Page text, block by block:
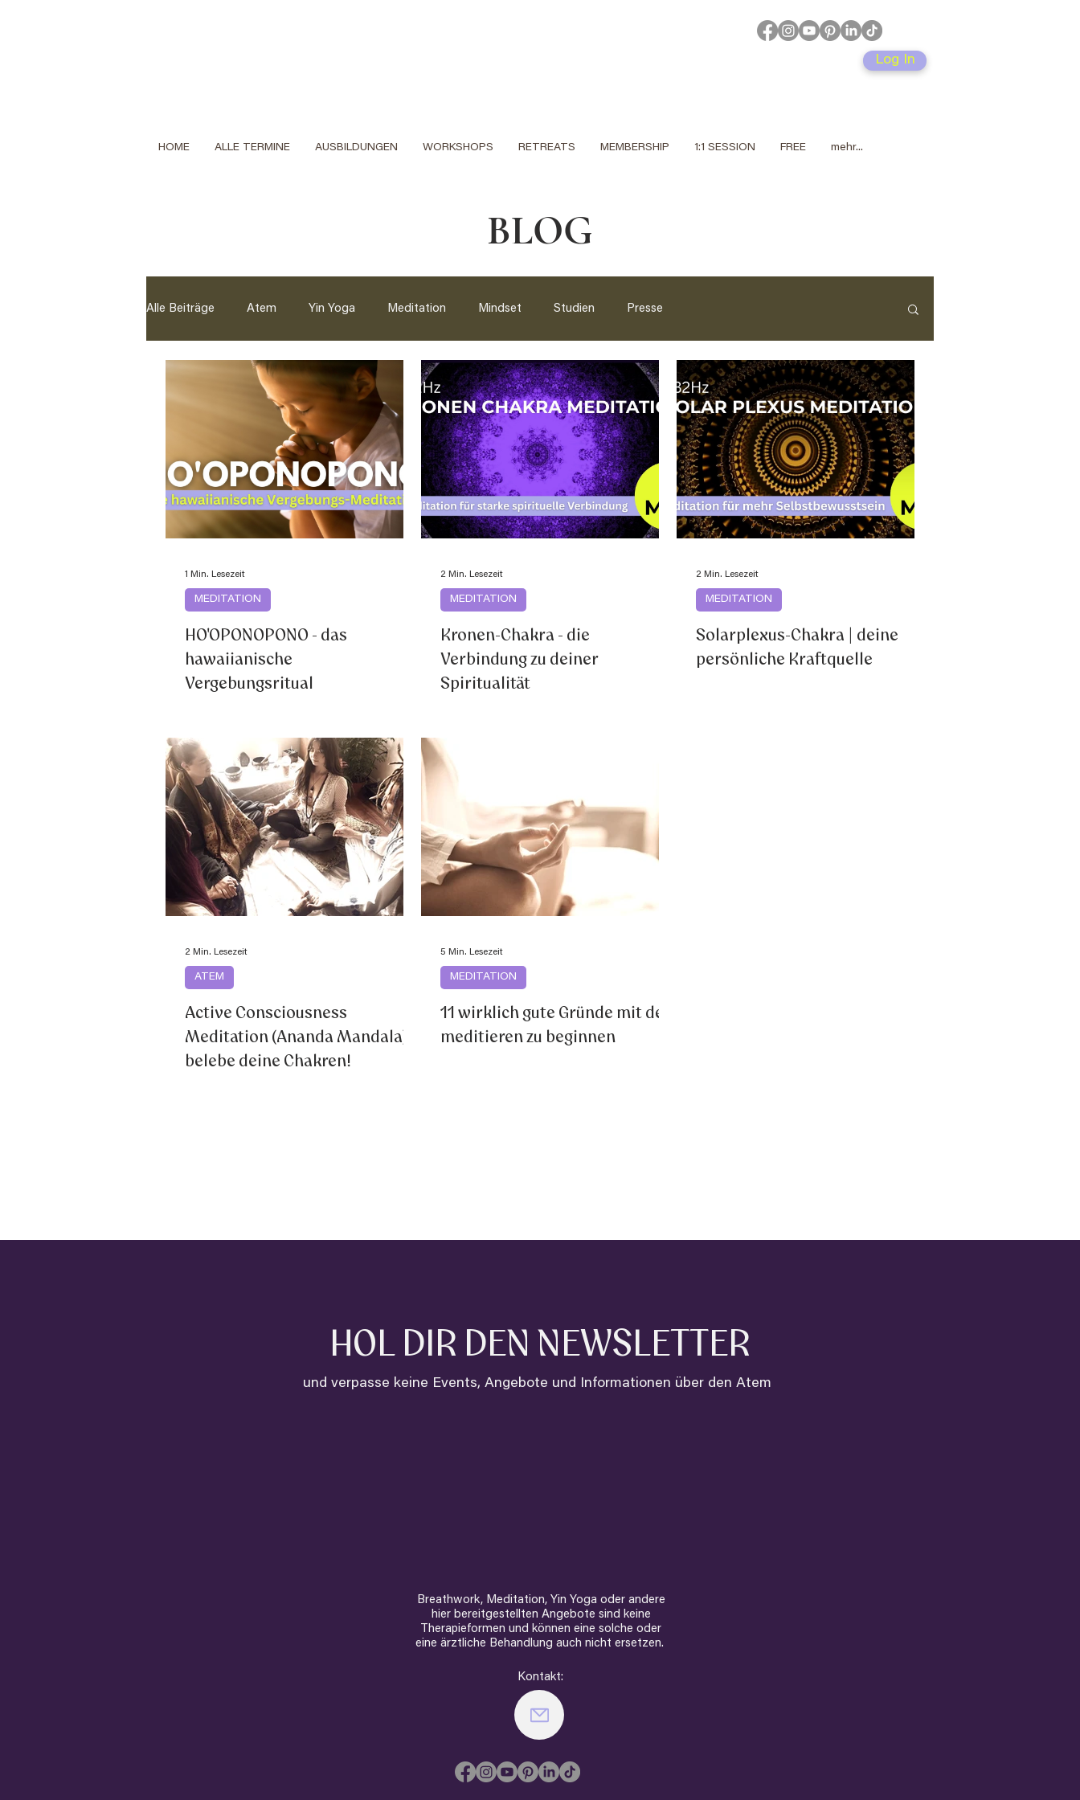
Log In
HOME ALLE TERMINE AUSBILDUNGEN WORKSHOPS RETREATS MEMBERSHIP 1:1 SESSION FREE mehr...
BLOG
Alle Beiträge Atem Yin Yoga Meditation Mindset Studien Presse
HO'OPONOPONO - das
hawaiianische
Vergebungsritual
MEDITATION
1 Min. Lesezeit
Kronen-Chakra - die
Verbindung zu deiner
Spiritualität
MEDITATION
2 Min. Lesezeit
Solarplexus-Chakra | deine
persönliche Kraftquelle
MEDITATION
2 Min. Lesezeit
Active Consciousness
Meditation (Ananda Mandala) -
belebe deine Chakren!
ATEM
2 Min. Lesezeit
11 wirklich gute Gründe mit dem
meditieren zu beginnen
MEDITATION
5 Min. Lesezeit
HOL DIR DEN NEWSLETTER
und verpasse keine Events, Angebote und Informationen über den Atem
Breathwork, Meditation, Yin Yoga oder andere
hier bereitgestellten Angebote sind keine
Therapieformen und können eine solche oder
eine ärztliche Behandlung auch nicht ersetzen.
Kontakt: